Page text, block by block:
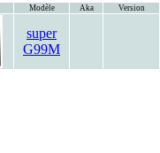
Modèle Aka Version
super
G99M